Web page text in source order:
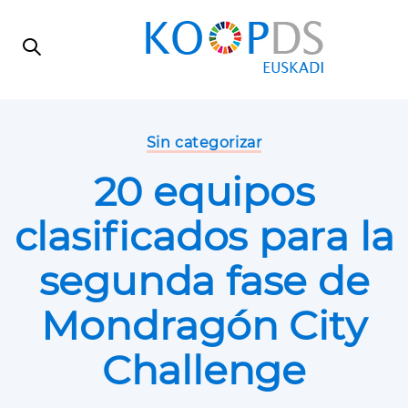
links
primary
Sin categorizar
20 equipos
clasificados para la
segunda fase de
Mondragón City
Challenge